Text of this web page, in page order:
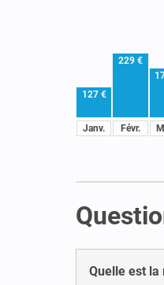
127 €
Janv.
229 €
Févr.
Quelle est la